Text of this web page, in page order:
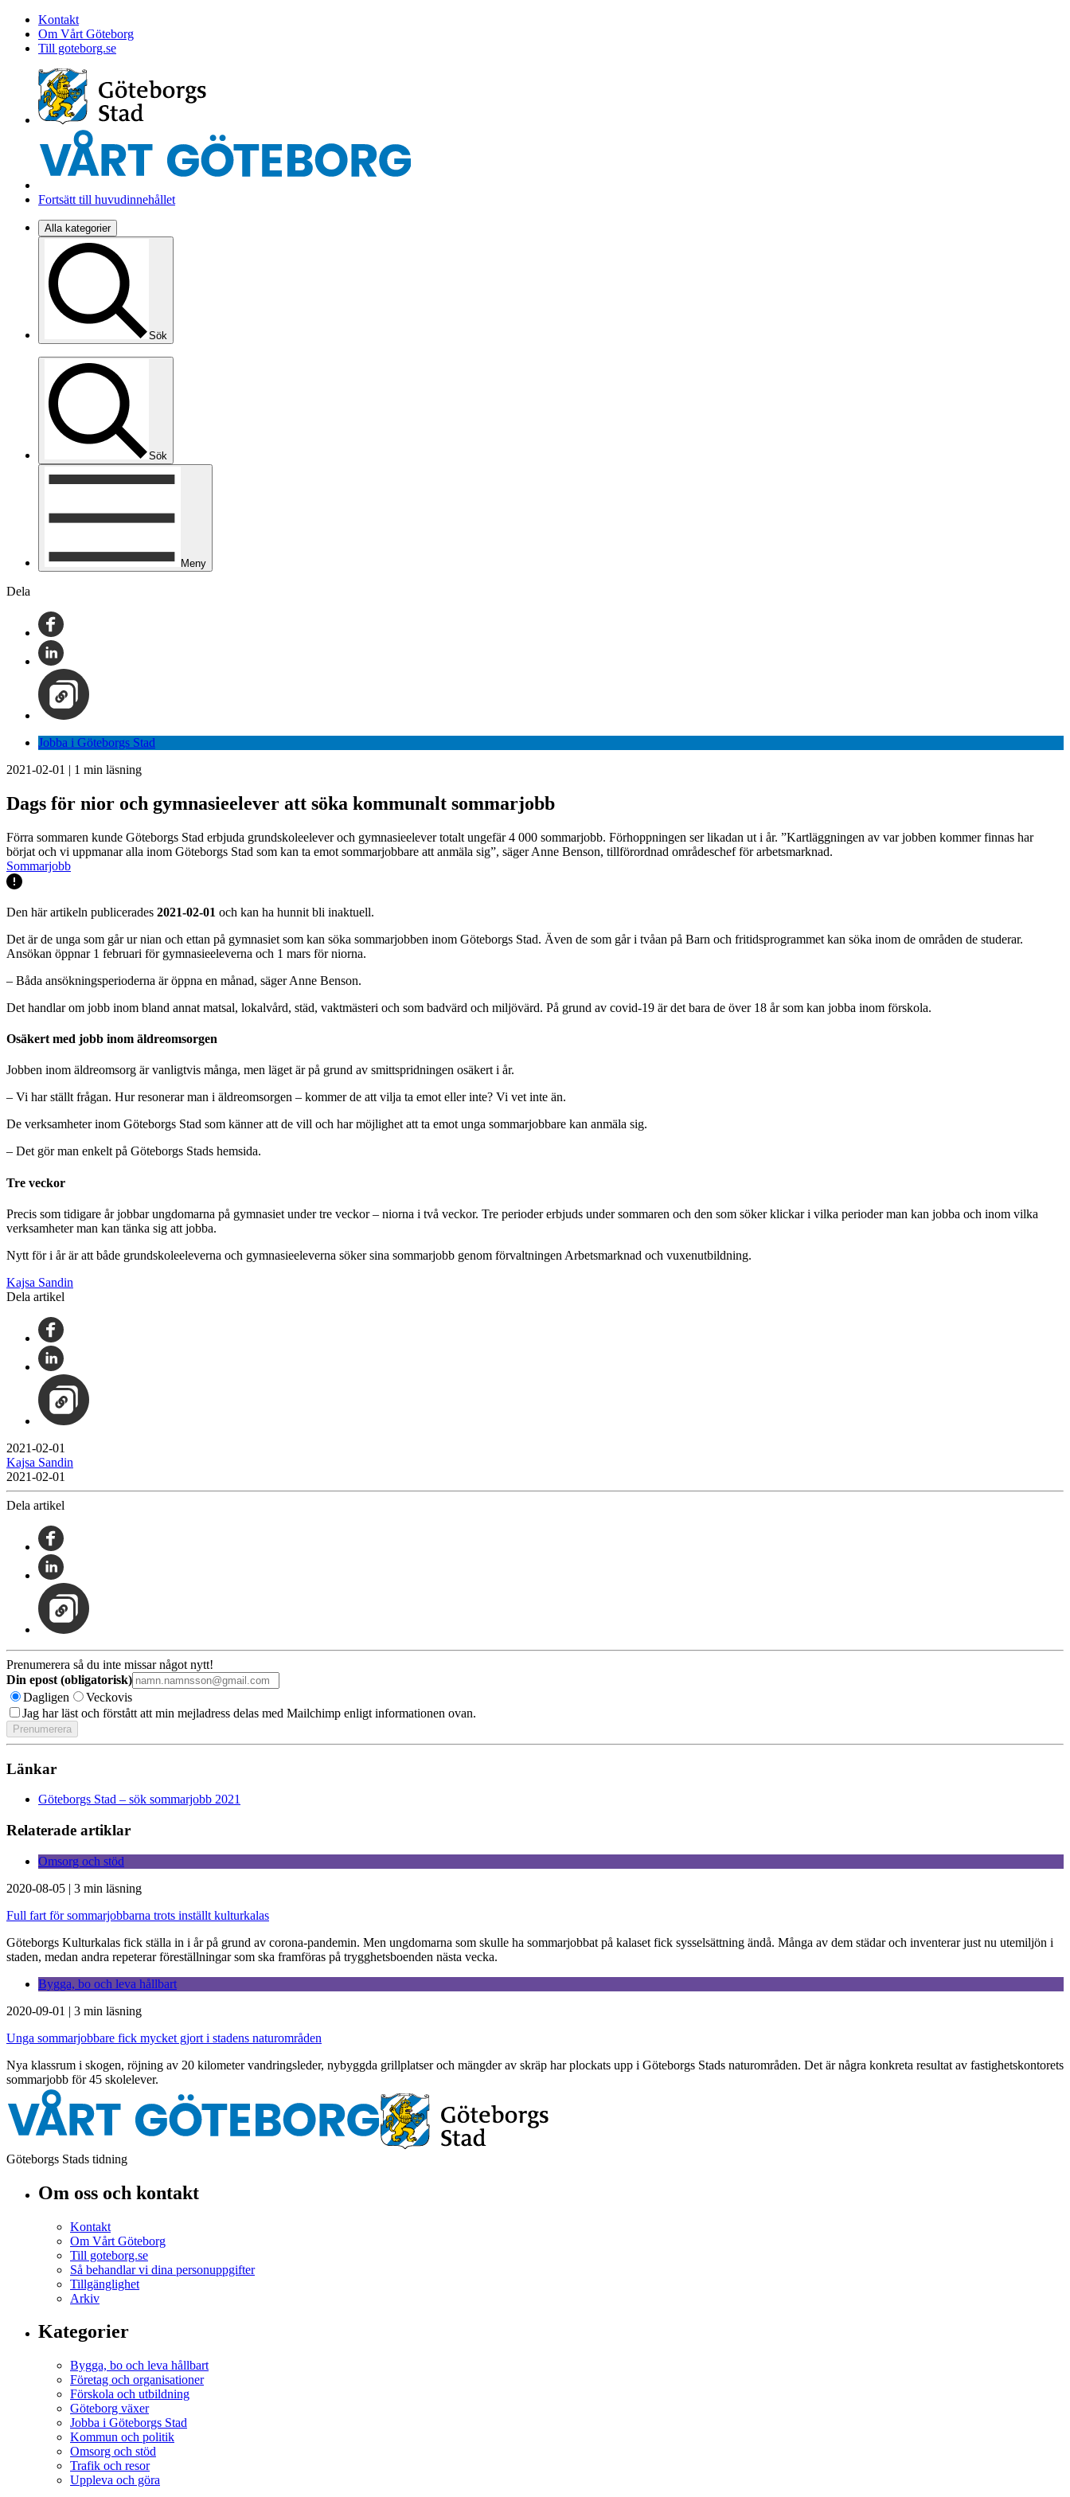
Kontakt
Om Vårt Göteborg
Till goteborg.se
Fortsätt till huvudinnehållet
Alla kategorier
Sök
Sök
Meny
Dela
Jobba i Göteborgs Stad
2021-02-01 | 1 min läsning
Dags för nior och gymnasieelever att söka kommunalt sommarjobb
Förra sommaren kunde Göteborgs Stad erbjuda grundskoleelever och gymnasieelever totalt ungefär 4 000 sommarjobb. Förhoppningen ser likadan ut i år. ”Kartläggningen av var jobben kommer finnas har
börjat och vi uppmanar alla inom Göteborgs Stad som kan ta emot sommarjobbare att anmäla sig”, säger Anne Benson, tillförordnad områdeschef för arbetsmarknad.
Sommarjobb
Den här artikeln publicerades 2021-02-01 och kan ha hunnit bli inaktuell.
Det är de unga som går ur nian och ettan på gymnasiet som kan söka sommarjobben inom Göteborgs Stad. Även de som går i tvåan på Barn och fritidsprogrammet kan söka inom de områden de studerar.
Ansökan öppnar 1 februari för gymnasieeleverna och 1 mars för niorna.
– Båda ansökningsperioderna är öppna en månad, säger Anne Benson.
Det handlar om jobb inom bland annat matsal, lokalvård, städ, vaktmästeri och som badvärd och miljövärd. På grund av covid-19 är det bara de över 18 år som kan jobba inom förskola.
Osäkert med jobb inom äldreomsorgen
Jobben inom äldreomsorg är vanligtvis många, men läget är på grund av smittspridningen osäkert i år.
– Vi har ställt frågan. Hur resonerar man i äldreomsorgen – kommer de att vilja ta emot eller inte? Vi vet inte än.
De verksamheter inom Göteborgs Stad som känner att de vill och har möjlighet att ta emot unga sommarjobbare kan anmäla sig.
– Det gör man enkelt på Göteborgs Stads hemsida.
Tre veckor
Precis som tidigare år jobbar ungdomarna på gymnasiet under tre veckor – niorna i två veckor. Tre perioder erbjuds under sommaren och den som söker klickar i vilka perioder man kan jobba och inom vilka
verksamheter man kan tänka sig att jobba.
Nytt för i år är att både grundskoleeleverna och gymnasieeleverna söker sina sommarjobb genom förvaltningen Arbetsmarknad och vuxenutbildning.
Kajsa Sandin
Dela artikel
2021-02-01
Kajsa Sandin
2021-02-01
Dela artikel
Prenumerera så du inte missar något nytt!
Din epost (obligatorisk)
Dagligen
Veckovis
Jag har läst och förstått att min mejladress delas med Mailchimp enligt informationen ovan.
Länkar
Göteborgs Stad – sök sommarjobb 2021
Relaterade artiklar
Omsorg och stöd
2020-08-05 | 3 min läsning
Full fart för sommarjobbarna trots inställt kulturkalas
Göteborgs Kulturkalas fick ställa in i år på grund av corona-pandemin. Men ungdomarna som skulle ha sommarjobbat på kalaset fick sysselsättning ändå. Många av dem städar och inventerar just nu utemiljön i
staden, medan andra repeterar föreställningar som ska framföras på trygghetsboenden nästa vecka.
Bygga, bo och leva hållbart
2020-09-01 | 3 min läsning
Unga sommarjobbare fick mycket gjort i stadens naturområden
Nya klassrum i skogen, röjning av 20 kilometer vandringsleder, nybyggda grillplatser och mängder av skräp har plockats upp i Göteborgs Stads naturområden. Det är några konkreta resultat av fastighetskontorets
sommarjobb för 45 skolelever.
Göteborgs Stads tidning
Om oss och kontakt
Kontakt
Om Vårt Göteborg
Till goteborg.se
Så behandlar vi dina personuppgifter
Tillgänglighet
Arkiv
Kategorier
Bygga, bo och leva hållbart
Företag och organisationer
Förskola och utbildning
Göteborg växer
Jobba i Göteborgs Stad
Kommun och politik
Omsorg och stöd
Trafik och resor
Uppleva och göra